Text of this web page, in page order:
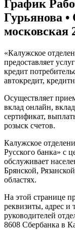
в
Калуге
на
25
•
График
Гурьянова •
московская
«Калужское
предоставляет
кредит
автокредит,
Осуществляет
вклад онлайн,
сертификат,
розыск счетов.
Калужское
Русского банка» с
обслуживает
Брянской,
областях.
На этой странице
реквизиты, адрес
руководителей
8608 Сбербанка в